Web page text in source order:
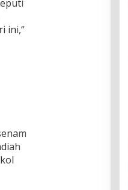
ini,”